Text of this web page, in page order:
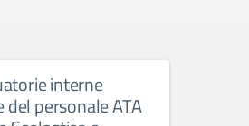
interne
personale ATA